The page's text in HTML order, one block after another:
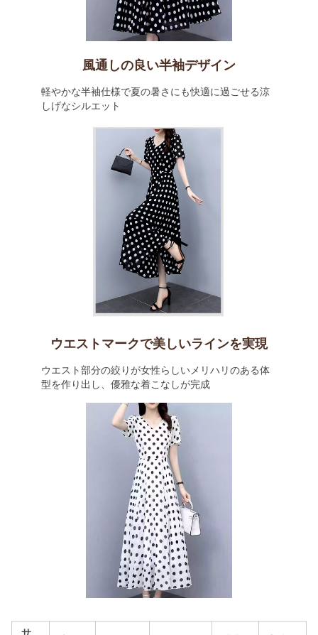
風通しの良い半袖デザイン
軽やかな半袖仕様で夏の暑さにも快適に過ごせる涼
しげなシルエット
ウエストマークで美しいラインを実現
ウエスト部分の絞りが女性らしいメリハリのある体
型を作り出し、優雅な着こなしが完成